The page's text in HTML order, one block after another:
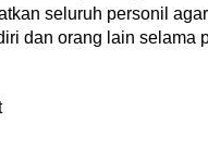
seluruh personil
dan orang lain selama